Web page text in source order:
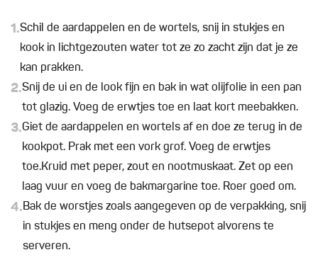
1.Schil de aardappelen en de wortels, snij in stukjes en
kook in lichtgezouten water tot ze zo zacht zijn dat je ze
kan prakken.
2.Snij de ui en de look fijn en bak in wat olijfolie in een pan
tot glazig. Voeg de erwtjes toe en laat kort meebakken.
3.Giet de aardappelen en wortels af en doe ze terug in de
kookpot. Prak met een vork grof. Voeg de erwtjes
toe.Kruid met peper, zout en nootmuskaat. Zet op een
laag vuur en voeg de bakmargarine toe. Roer goed om.
4.Bak de worstjes zoals aangegeven op de verpakking, snij
in stukjes en meng onder de hutsepot alvorens te
serveren.